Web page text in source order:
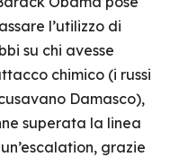
l’utilizzo di
su chi avesse
chimico (i russi
Damasco),
superata la linea
grazie